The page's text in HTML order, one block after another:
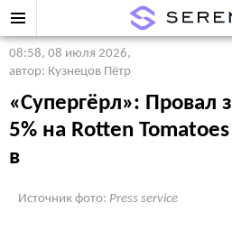
08:58, 08 июля 2026,
автор: Кузнецов Пётр
«Супергёрл»: Провал
5% на Rotten
в
Источник фото: Press service